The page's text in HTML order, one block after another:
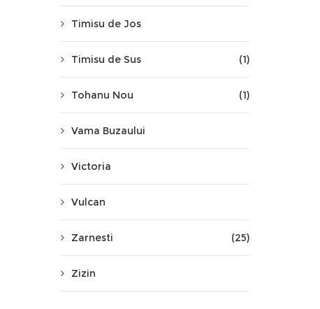
Timisu de Jos
Timisu de Sus (1)
Tohanu Nou (1)
Vama Buzaului
Victoria
Vulcan
Zarnesti (25)
Zizin